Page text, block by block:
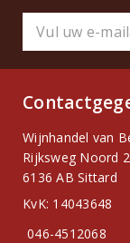
Wijnhandel van
Rijksweg Noord
6136 AB Sittard
KvK: 14043648
046-4512068